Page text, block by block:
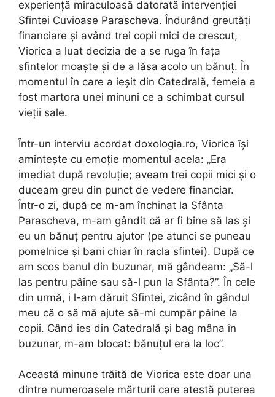
experiență miraculoasă datorată intervenției
Sfintei Cuvioase Parascheva. Îndurând greutăți
financiare și având trei copii mici de crescut,
Viorica a luat decizia de a se ruga în fața
sfintelor moaște și de a lăsa acolo un bănuț. În
momentul în care a ieșit din Catedrală, femeia a
fost martora unei minuni ce a schimbat cursul
vieții sale.
Într-un interviu acordat doxologia.ro, Viorica își
amintește cu emoție momentul acela: „Era
imediat după revoluţie; aveam trei copii mici şi o
duceam greu din punct de vedere financiar.
Într-o zi, după ce m-am închinat la Sfânta
Parascheva, m-am gândit că ar fi bine să las şi
eu un bănuţ pentru ajutor (pe atunci se puneau
pomelnice şi bani chiar în racla sfintei). După ce
am scos banul din buzunar, mă gândeam: „Să-l
las pentru pâine sau să-l pun la Sfânta?”. În cele
din urmă, i l-am dăruit Sfintei, zicând în gândul
meu că o să mă ajute să-mi cumpăr pâine la
copii. Când ies din Catedrală şi bag mâna în
buzunar, m-am blocat: bănuţul era la loc”.
Această minune trăită de Viorica este doar una
dintre numeroasele mărturii care atestă puterea